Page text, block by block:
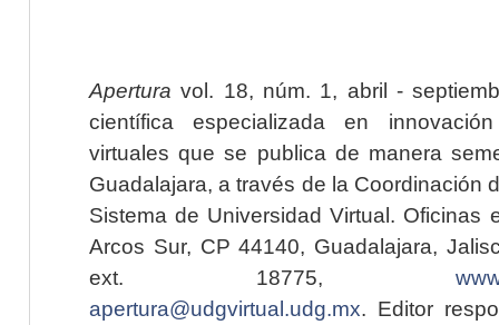
Apertura vol. 18, núm. 1, abril -
científica especializada en
virtuales que se publica de manera
Guadalajara, a través de la Coordinación
Sistema de Universidad Virtual. Oficinas
Arcos Sur, CP 44140, Guadalajara,
ext. 18775,
apertura@udgvirtual.udg.mx. Editor